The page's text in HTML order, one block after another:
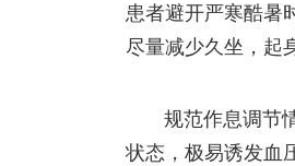
患者避开严寒酷暑
尽量减少久坐，起
规范作息调节
状态，极易诱发血